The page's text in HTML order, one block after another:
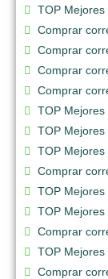
TOP
Comprar
Comprar
Comprar
Comprar
TOP
TOP
TOP
Comprar
TOP
TOP
Comprar
TOP
Comprar